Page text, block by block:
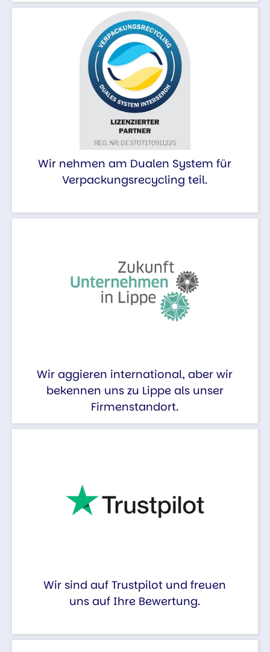
Wir nehmen am Dualen System für
Verpackungsrecycling teil.
Wir aggieren international, aber wir
bekennen uns zu Lippe als unser
Firmenstandort.
Wir sind auf Trustpilot und freuen
uns auf Ihre Bewertung.